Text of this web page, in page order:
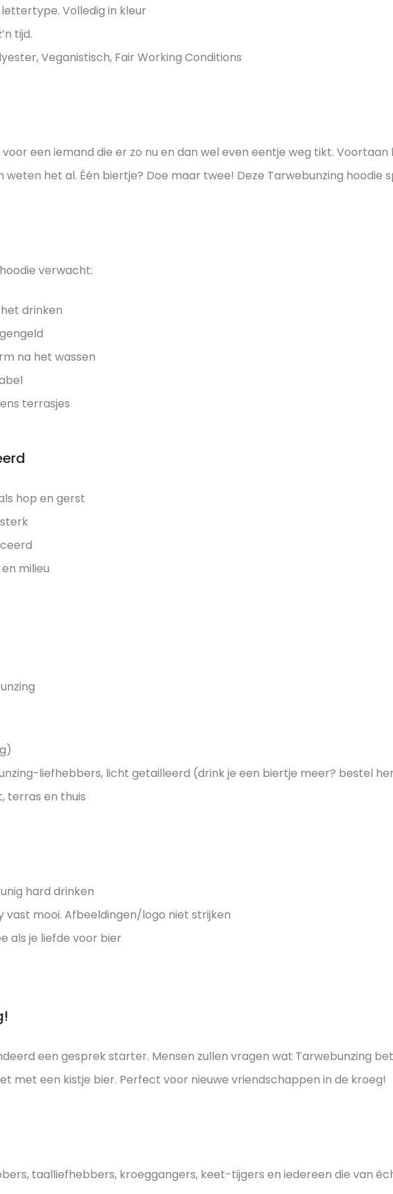
Volledig in kleur
tijd.
Veganistisch, Fair Working Conditions
een iemand die er zo nu en dan wel even eentje weg tikt. Voortaan
het al. Één biertje? Doe maar twee! Deze Tarwebunzing hoodie
verwacht:
drinken
na het wassen
terrasjes
hop en gerst
milieu
liefhebbers, licht getailleerd (drink je een biertje meer? bestel
terras en thuis
hard drinken
vast mooi. Afbeeldingen/logo niet strijken
als je liefde voor bier
een gesprek starter. Mensen zullen vragen wat Tarwebunzing
met een kistje bier. Perfect voor nieuwe vriendschappen in de kroeg!
taalliefhebbers, kroeggangers, keet-tijgers en iedereen die van